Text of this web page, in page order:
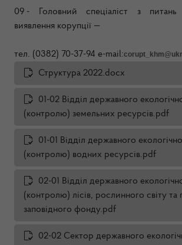
09 -
Головний спеціаліст з питань
виявлення корупції —
тел. (0382) 70-37-94 e-mail:
Структура 2022.docx
01-02 Відділ державного
(контролю) земельних ресурсів.pdf
01-01 Відділ державного
(контролю) водних ресурсів.pdf
02-01 Відділ державного
(контролю) лісів, рослинного світу
заповідного фонду.pdf
02-02 Сектор державного